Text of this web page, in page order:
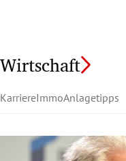
Wirtschaft
KarriereImmoAnlagetipps